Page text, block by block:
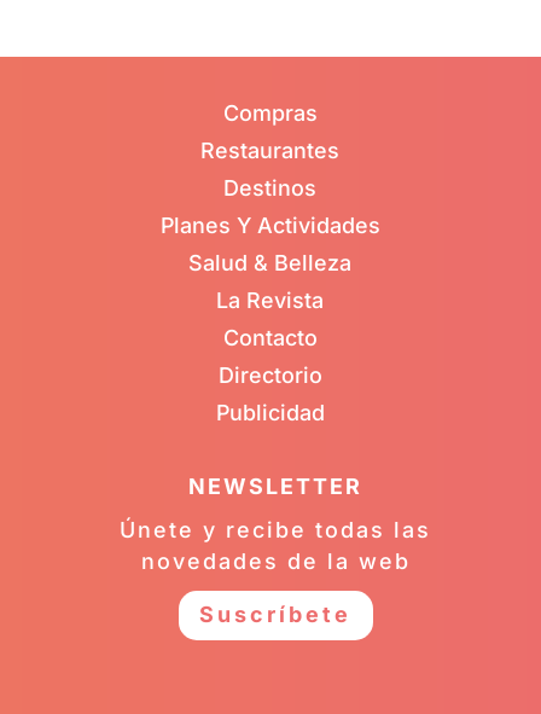
Compras
Restaurantes
Destinos
Planes Y Actividades
Salud & Belleza
La Revista
Contacto
Directorio
Publicidad
NEWSLETTER
Únete y recibe todas las
novedades de la web
Suscríbete